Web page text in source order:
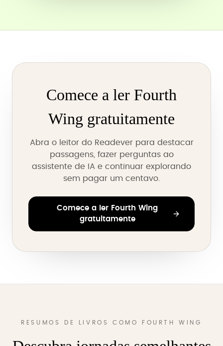
Comece a ler Fourth
Wing gratuitamente
Abra o leitor do Readever para destacar
passagens, fazer perguntas ao
assistente de IA e continuar explorando
sem pagar um centavo.
Comece a ler Fourth Wing
gratuitamente
RESUMOS DE LIVROS COMO FOURTH WING